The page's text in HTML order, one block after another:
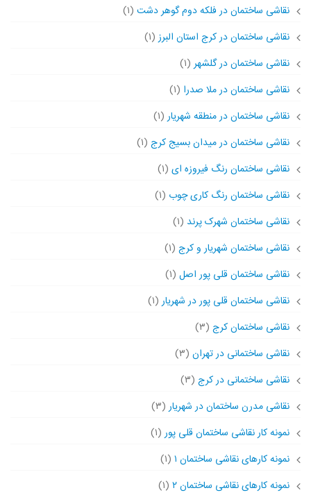
نقاشی ساختمان در فلکه دوم گوهر دشت (۱)
نقاشی ساختمان در کرج استان البرز(۱)
نقاشی ساختمان در گلشهر(۱)
نقاشی ساختمان در ملا صدرا (۱)
نقاشی ساختمان در منطقه شهریار(۱)
نقاشی ساختمان در میدان بسیج کرج (۱)
نقاشی ساختمان رنگ فیروزه ای (۱)
نقاشی ساختمان رنگ کاری چوب (۱)
نقاشی ساختمان شهرک پرند (۱)
نقاشی ساختمان شهریار و کرج (۱)
نقاشی ساختمان قلی پور اصل (۱)
نقاشی ساختمان قلی پور در شهریار(۱)
نقاشی ساختمان کرج (۳)
نقاشی ساختمانی در تهران (۳)
نقاشی ساختمانی در کرج (۳)
نقاشی مدرن ساختمان در شهریار(۳)
نمونه کار نقاشی ساختمان قلی پور(۱)
نمونه کارهای نقاشی ساختمان ۱ (۱)
نمونه کارهای نقاشی ساختمان ۲
(۱)